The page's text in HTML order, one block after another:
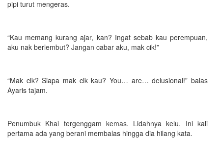
pipi turut mengeras.
“Kau memang kurang ajar, kan? Ingat sebab kau perempuan,
aku nak berlembut? Jangan cabar aku, mak cik!”
“Mak cik? Siapa mak cik kau? You… are… delusional!” balas
Ayaris tajam.
Penumbuk Khai tergenggam kemas. Lidahnya kelu. Ini kali
pertama ada yang berani membalas hingga dia hilang kata.